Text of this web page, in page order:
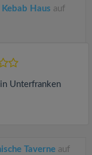
Haus auf
Unterfranken
Taverne auf